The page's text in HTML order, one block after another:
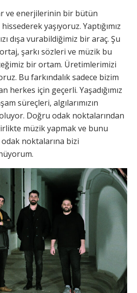
ve enerjilerinin bir bütün
yaşıyoruz. Yaptığımız
dışa vurabildiğimiz bir araç. Şu
şarkı sözleri ve müzik bu
bir ortam. Üretimlerimizi
Bu farkındalık sadece bizim
herkes için geçerli. Yaşadığımız
süreçleri, algılarımızın
Doğru odak noktalarından
müzik yapmak ve bunu
noktalarına bizi